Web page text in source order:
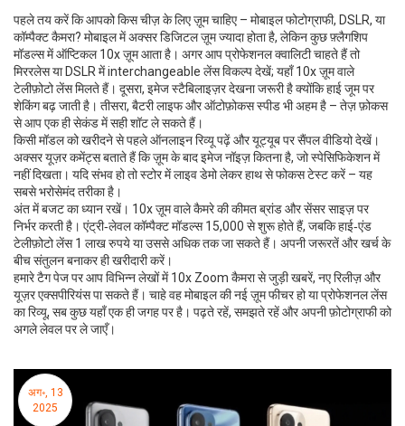
पहले तय करें कि आपको किस चीज़ के लिए ज़ूम चाहिए – मोबाइल फोटोग्राफी, DSLR, या
कॉम्पैक्ट कैमरा? मोबाइल में अक्सर डिजिटल ज़ूम ज्यादा होता है, लेकिन कुछ फ़्लैगशिप
मॉडल्स में ऑप्टिकल 10x ज़ूम आता है। अगर आप प्रोफेशनल क्वालिटी चाहते हैं तो
मिररलेस या DSLR में interchangeable लेंस विकल्प देखें; यहाँ 10x ज़ूम वाले
टेलीफ़ोटो लेंस मिलते हैं। दूसरा, इमेज स्टैबिलाइज़र देखना जरूरी है क्योंकि हाई जूम पर
शेकिंग बढ़ जाती है। तीसरा, बैटरी लाइफ और ऑटोफ़ोकस स्पीड भी अहम है – तेज़ फ़ोकस
से आप एक ही सेकंड में सही शॉट ले सकते हैं।
किसी मॉडल को खरीदने से पहले ऑनलाइन रिव्यू पढ़ें और यूट्यूब पर सैंपल वीडियो देखें।
अक्सर यूज़र कमेंट्स बताते हैं कि ज़ूम के बाद इमेज नॉइज़ कितना है, जो स्पेसिफिकेशन में
नहीं दिखता। यदि संभव हो तो स्टोर में लाइव डेमो लेकर हाथ से फोकस टेस्ट करें – यह
सबसे भरोसेमंद तरीका है।
अंत में बजट का ध्यान रखें। 10x ज़ूम वाले कैमरे की कीमत ब्रांड और सेंसर साइज़ पर
निर्भर करती है। एंट्री‑लेवल कॉम्पैक्ट मॉडल्स 15,000 से शुरू होते हैं, जबकि हाई‑एंड
टेलीफ़ोटो लेंस 1 लाख रुपये या उससे अधिक तक जा सकते हैं। अपनी जरूरतें और खर्च के
बीच संतुलन बनाकर ही खरीदारी करें।
हमारे टैग पेज पर आप विभिन्न लेखों में 10x Zoom कैमरा से जुड़ी खबरें, नए रिलीज़ और
यूज़र एक्सपीरियंस पा सकते हैं। चाहे वह मोबाइल की नई ज़ूम फीचर हो या प्रोफेशनल लेंस
का रिव्यू, सब कुछ यहाँ एक ही जगह पर है। पढ़ते रहें, समझते रहें और अपनी फ़ोटोग्राफी को
अगले लेवल पर ले जाएँ।
अग॰, 13
2025